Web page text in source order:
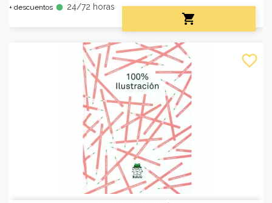
+ descuentos fiber_manual_record 24/72 horas

favorite_border